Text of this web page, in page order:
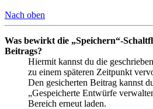
Nach oben
Was bewirkt die „Speichern“-
Beitrags?
Hiermit kannst du die
zu einem späteren Zeitpunkt
Den gesicherten Beitrag kannst
„Gespeicherte Entwürfe
Bereich erneut laden.